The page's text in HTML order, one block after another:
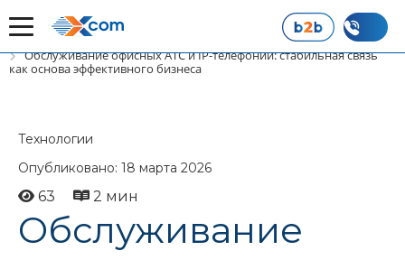
Главная Блог
Обслуживание офисных АТС и IP-телефонии: стабильная связь
как основа эффективного бизнеса
Технологии
Опубликовано: 18 марта 2026
63 2 мин
Обслуживание